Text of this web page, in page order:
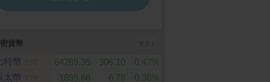
貨幣
特幣 64289.35 -306.10
-0.47%
太幣
1899.66 -6.78 -0.36%